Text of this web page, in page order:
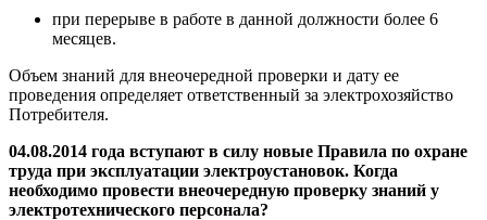
при перерыве в работе в данной должности более 6
месяцев.
Объем знаний для внеочередной проверки и дату ее
проведения определяет ответственный за электрохозяйство
Потребителя.
04.08.2014 года вступают в силу новые Правила по охране
труда при эксплуатации электроустановок. Когда
необходимо провести внеочередную проверку знаний у
электротехнического персонала?